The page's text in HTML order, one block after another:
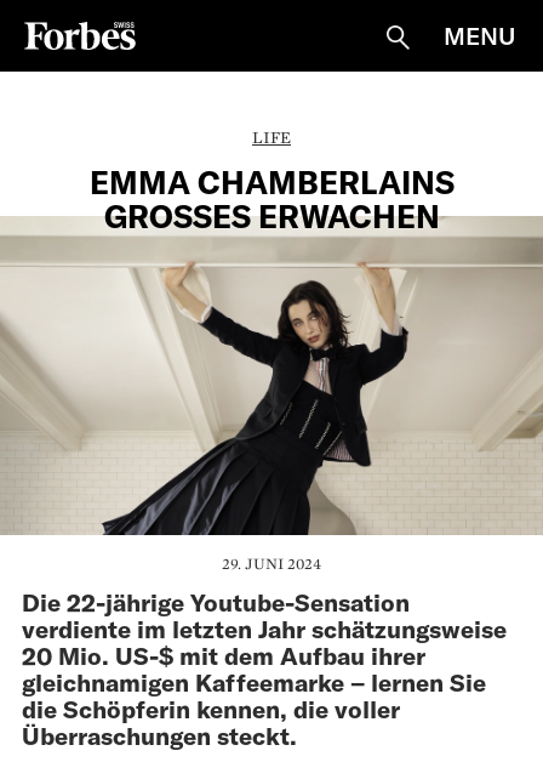
Suche
MENU
LIFE
EMMA CHAMBERLAINS
GROSSES ERWACHEN
29. JUNI 2024
Die 22-jährige Youtube-Sensation
verdiente im letzten Jahr schätzungsweise
20 Mio. US-$ mit dem Aufbau ihrer
gleichnamigen Kaffeemarke – lernen Sie
die Schöpferin kennen, die voller
Überraschungen steckt.